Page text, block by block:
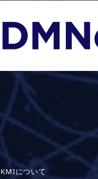
KMIについて